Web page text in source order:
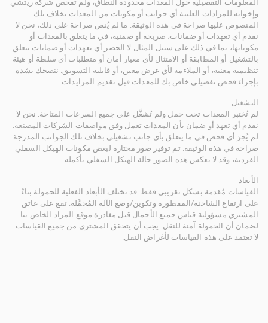
المعلومات التفصيلية حول المعدات محدودة النطاق، ولم تفحص شركة ريتشي
وإخوانه للمزادات العلنية أي جوانب أو مكونات من المعدات بخلاف تلك
المنصوص عليها صراحة في هذه الوثيقة. ما لم يُنص صراحة على ذلك، نحن لا
نقدم أي تعهدات أو ضمانات، صريحة أو ضمنية، في ما يتعلق بالمعدات أو
مكوناتها، بما في ذلك على سبيل المثال لا الحصر أي تعهدات أو ضمانات تتعلق
بالتشغيل أو المطابقة أو الامتثال لأي معيار أمان أو متطلبات أي سلطة أو هيئة
تنظيمية معنية، أو الملاءمة لأي غرض معين، أو قابلية التسويق. ننصحك بشدة
بإجراء فحص تفصيلي خاص بك للمعدات قبل تقديم المزايدات.
التشغيل
لم تُختبر المعدات تحت حمل ولم تُشغَّل على جميع السرعات المتاحة. نحن لا
نقدم أي تعهد أو ضمان بأن المعدات تعمل وفق مواصفات الشركات المصنعة.
لم يُجرَ أي فحص في ما يتعلق بأي جانب تشغيلي بخلاف تلك الجوانب المدرجة
صراحة في هذه الوثيقة. تم توفير صور مختارة لبعض مكونات الهيكل السفلي
الفردية، وقد لا تعكس هذه الصور حالة الهيكل السفلي بأكمله.
الأبعاد
القياسات مُقدمة بشكل تقريبي فقط. قد تختلف الأبعاد الفعلية للحمولة بناءً
على ارتفاع الشاحنة/المقطورة وتكوين/وضع الآلة المُحمَّلة. تقع على عاتق
المشتري مسؤولية قياس جميع الأحمال قبل مغادرة موقع المزاد الخاص بنا
لضمان أن الحمولة آمنة للنقل. يجب أن يتحقق المشتري من جميع القياسات.
لا تعتمد على هذه القياسات لأغراض النقل.